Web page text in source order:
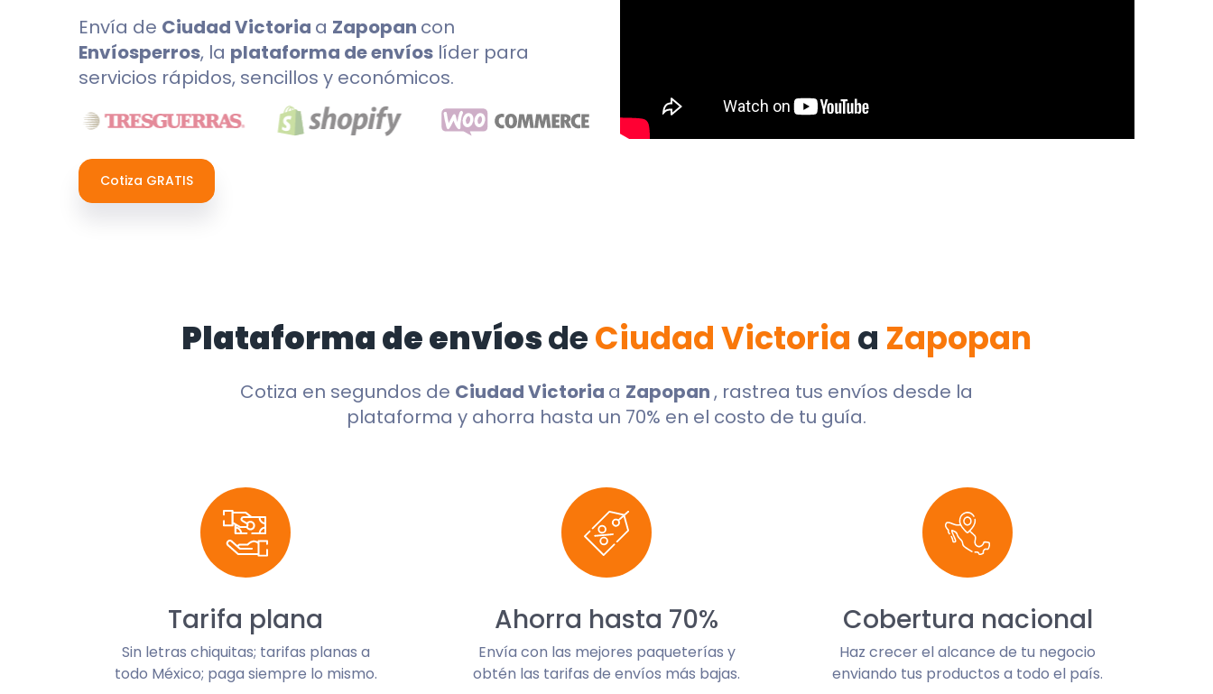
Envía de Ciudad Victoria a Zapopan con
Envíosperros, la plataforma de envíos líder para
servicios rápidos, sencillos y económicos.
Cotiza GRATIS
Plataforma de envíosdeCiudad Victoria a Zapopan
Cotiza en segundos de Ciudad Victoria a Zapopan, rastrea tus envíos desde la
plataforma y ahorra hasta un 70% en el costo de tu guía.
Tarifa plana
Sin letras chiquitas; tarifas planas a
todo México; paga siempre lo mismo.
Ahorra hasta 70%
Envía con las mejores paqueterías y
obtén las tarifas de envíos más bajas.
Cobertura nacional
Haz crecer el alcance de tu negocio
enviando tus productos a todo el país.